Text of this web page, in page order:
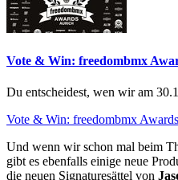
Vote & Win: freedombmx
Du entscheidest, wen wir am
Vote & Win: freedombmx
Und wenn wir schon mal beim
gibt es ebenfalls einige neue
die neuen Signaturesättel von